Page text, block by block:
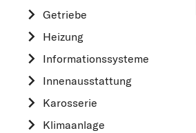
Getriebe
Heizung
Informationssysteme
Innenausstattung
Karosserie
Klimaanlage